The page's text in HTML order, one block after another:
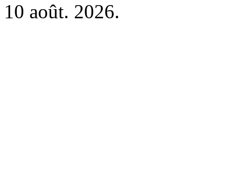
10 août. 2026.